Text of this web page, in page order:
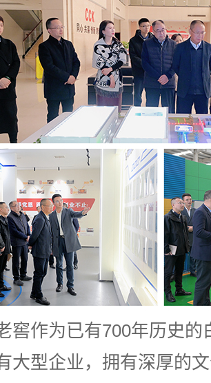
作为已有700年历史的
大型企业，拥有深厚的